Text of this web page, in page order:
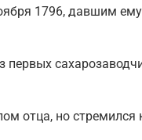
1796, давшим
первых
отца, но стремился